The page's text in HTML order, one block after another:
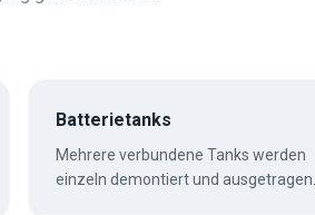
Batterietanks
Mehrere verbundene Tanks werden
einzeln demontiert und ausgetragen.